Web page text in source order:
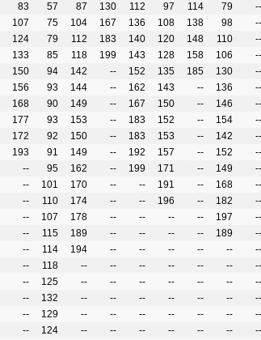
83 57 87 130 112 97 114 79 --
107 75 104 167 136 108 138 98 --
124 79 112 183 140 120 148 110 --
133 85 118 199 143 128 158 106 --
150 94 142 -- 152 135 185 130 --
156 93 144 -- 162 143 -- 136 --
168 90 149 -- 167 150 -- 146 --
177 93 153 -- 183 152 -- 154 --
172 92 150 -- 183 153 -- 142 --
193 91 149 -- 192 157 -- 152 --
-- 95 162 -- 199 171 -- 149 --
-- 101 170 -- -- 191 -- 168 --
-- 110 174 -- -- 196 -- 182 --
-- 107 178 -- -- -- -- 197 --
-- 115 189 -- -- -- -- 189 --
-- 114 194 -- -- -- -- -- --
-- 118 -- -- -- -- -- -- --
-- 125 -- -- -- -- -- -- --
-- 132 -- -- -- -- -- -- --
-- 129 -- -- -- -- -- -- --
-- 124 -- -- -- -- -- -- --